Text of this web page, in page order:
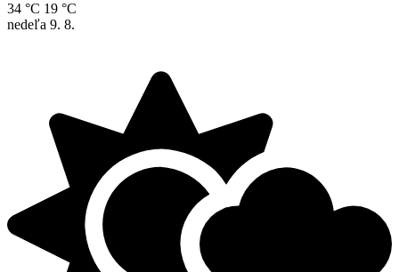
34 °C 19 °C
nedeľa 9. 8.